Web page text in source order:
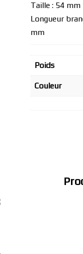
Taille : 54
Longueur
mm
Poids
Couleur